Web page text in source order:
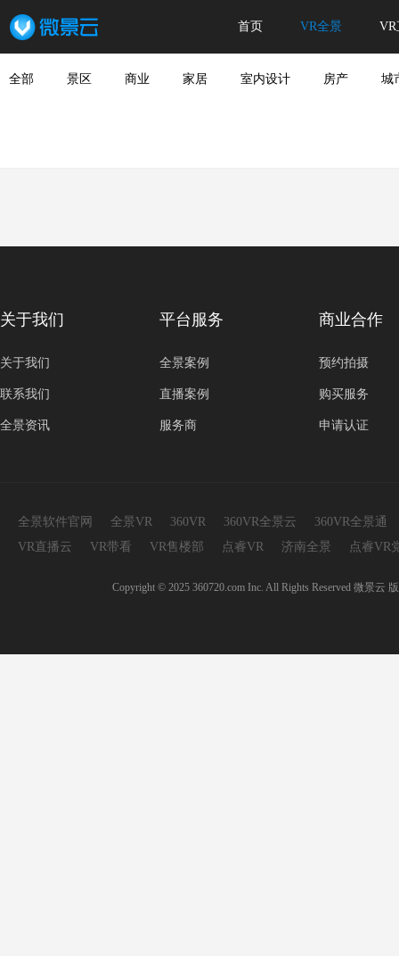
首页 VR全景 VR
全部 景区 商业 家居 室内设计 房产 城
关于我们
关于我们
联系我们
全景资讯
平台服务
全景案例
直播案例
服务商
商业合作
预约拍摄
购买服务
申请认证
全景软件官网 全景VR 360VR 360VR全景云
360VR全景通
VR直播云
VR带看 VR售楼部 点睿VR 济南全景 点睿VR
Copyright © 2025 360720.com Inc. All Rights Reserved 微景